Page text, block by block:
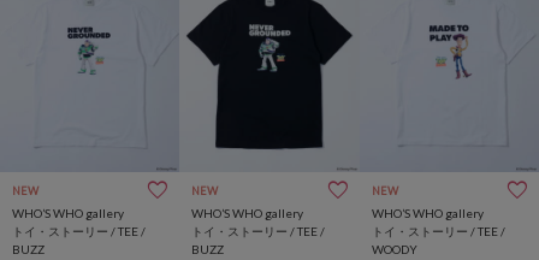
NEW
WHO’S WHO gallery
トイ・ストーリー / TEE /
BUZZ
NEW
WHO’S WHO gallery
トイ・ストーリー / TEE /
BUZZ
NEW
WHO’S WHO gallery
トイ・ストーリー / TEE /
WOODY